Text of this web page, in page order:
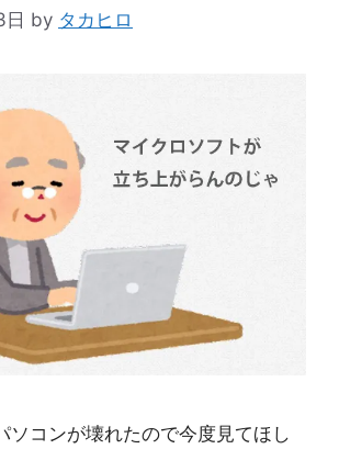
by タカヒロ
ソコンが壊れたので今度見てほし